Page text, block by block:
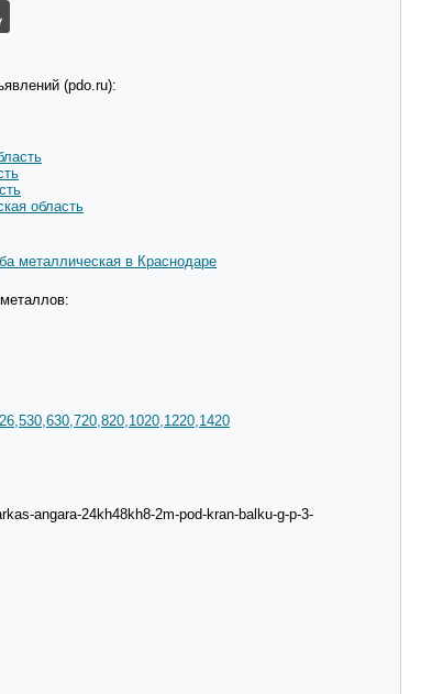
(pdo.ru):
область
металлическая в Краснодаре
angara-24kh48kh8-2m-pod-kran-balku-g-p-3-